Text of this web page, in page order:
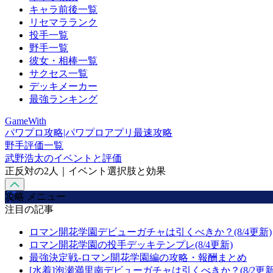
キャラ前後一覧
リセマラランク
投手一覧
野手一覧
彼女・相棒一覧
サクセス一覧
デッキメーカー
最強ランキング
GameWith
パワプロ攻略|パワプロアプリ最速攻略
野手評価一覧
武野浩太のイベントと評価
正反対の2人｜イベント選択肢と効果
攻略 メニュー
注目の記事
ロマン開花学園デビューガチャは引くべきか？(8/4更新)
ロマン開花学園の投手デッキテンプレ(8/4更新)
最強決定戦-ロマン開花学園編の攻略・報酬まとめ
[水着]泡瀬満里南デビューガチャは引くべきか？(8/2更